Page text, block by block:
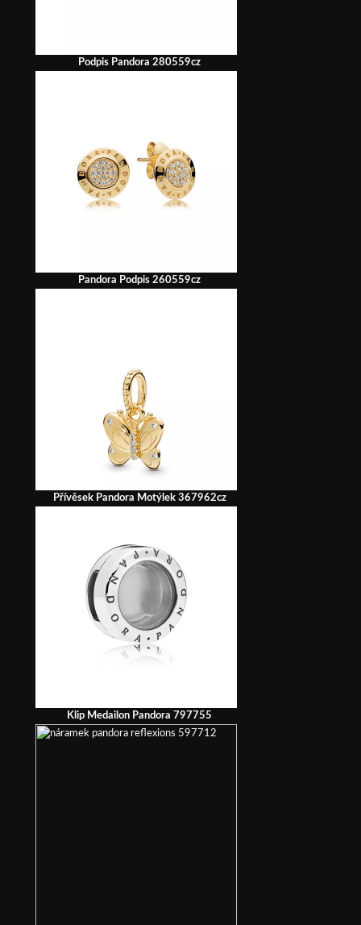
Podpis Pandora 280559cz
Pandora Podpis 260559cz
Přívěsek Pandora Motýlek 367962cz
Klip Medailon Pandora 797755